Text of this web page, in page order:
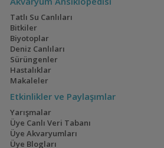
Electric Blue Acara
Geophagus Red
Kan Kırmızı Kiraz Karides(seleksiyon Yapıldı)
Tatlı Su Canlıları
Bitkiler
Biyotoplar
Deniz Canlıları
Sürüngenler
Hastalıklar
Makaleler
Etkinlikler ve Paylaşımlar
Yarışmalar
Üye Canlı Veri Tabanı
Üye Akvaryumları
Üye Blogları